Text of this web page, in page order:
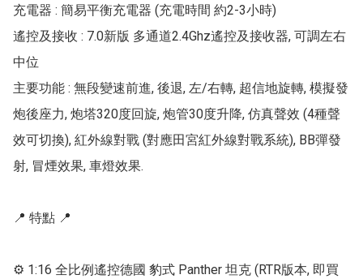
充電器 : 簡易平衡充電器 (充電時間 約2-3小時)
遙控及接收 : 7.0新版 多通道2.4Ghz遙控及接收器, 可調左右
中位
主要功能 : 無段變速前進, 後退, 左/右轉, 超信地旋轉, 模擬發
炮後座力, 炮塔320度回旋, 炮管30度升降, 仿真聲效 (4種聲
效可切換), 紅外線對戰 (對應田宮紅外線對戰系統), BB彈發
射, 冒煙效果, 車燈效果.
📍 特點 📍
⚙ 1:16 全比例遙控德國 豹式 Panther 坦克 (RTR版本, 即買